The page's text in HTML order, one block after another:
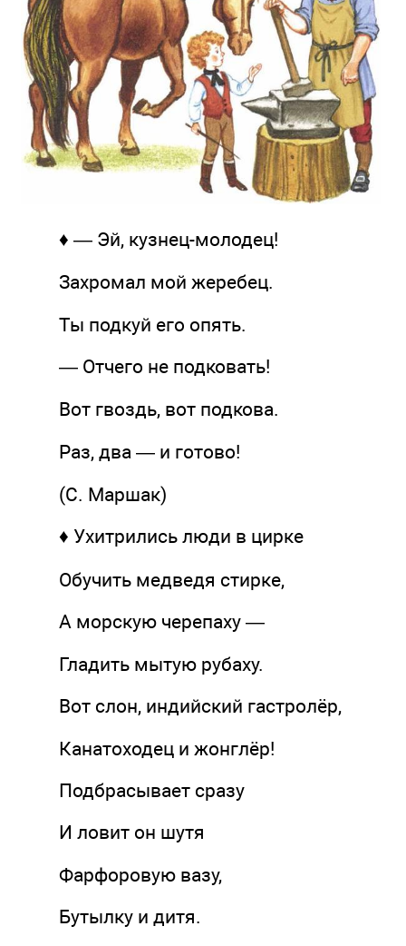
♦ — Эй, кузнец-молодец!
Захромал мой жеребец.
Ты подкуй его опять.
— Отчего не подковать!
Вот гвоздь, вот подкова.
Раз, два — и готово!
(С. Маршак)
♦ Ухитрились люди в цирке
Обучить медведя стирке,
А морскую черепаху —
Гладить мытую рубаху.
Вот слон, индийский гастролёр,
Канатоходец и жонглёр!
Подбрасывает сразу
И ловит он шутя
Фарфоровую вазу,
Бутылку и дитя.